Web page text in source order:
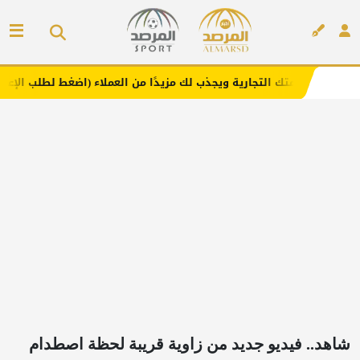
ويجذب لك مزيدًا من العملاء (اضغط لطلب الإعلان)
شاهد.. فيديو جديد من زاوية قريبة لحظة اصطدام